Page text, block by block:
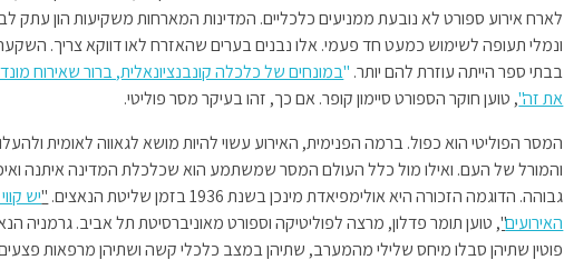
לארח אירוע ספורט לא נובעת ממניעים כלכליים. המדינות המארחות משקיעות הון עתק
ונמלי תעופה לשימוש כמעט חד פעמי. אלו נבנים בערים שהאזרח לאו דווקא צריך.
בבתי ספר הייתה עוזרת להם יותר. "במונחים של כלכלה קונבנציונאלית, ברור שאירוח
את זה", טוען חוקר הספורט סיימון קופר. אם כך, זהו בעיקר מסר פוליטי.
המסר הפוליטי הוא כפול. ברמה הפנימית, האירוע עשוי להיות מושא לגאווה לאומית
והמורל של העם. ואילו מול כלל העולם המסר שמשתמע הוא שכלכלת המדינה איתנה
גבוהה. הדוגמה הזכורה היא אולימפיאדת מינכן בשנת 1936 בזמן שליטת הנאצים.
"יש
האירועים", טוען תומר פדלון, מרצה לפוליטיקה וספורט מאוניברסיטת תל אביב. גרמניה
פוטין שתיהן סבלו מיחס שלילי מהמערב, שתיהן במצב כלכלי קשה ושתיהן מרפאות